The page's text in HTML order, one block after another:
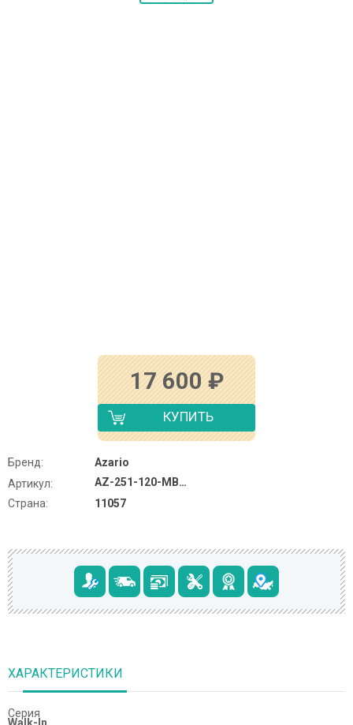
17 600 ₽
КУПИТЬ
Бренд:
Azario
Артикул:
AZ-251-120-MB-CRF
Страна:
11057
ХАРАКТЕРИСТИКИ
Серия
Walk-In